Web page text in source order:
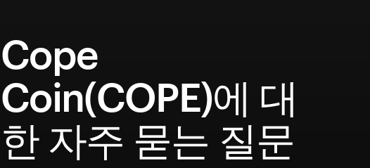
Cope
Coin(COPE)에 대
한 자주 묻는 질문